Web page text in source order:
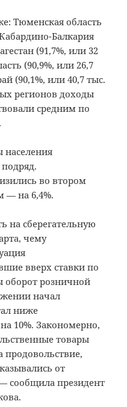
Тюменская область
Балкария
(91,7%, или 32
(90,9%, или 26,7
(90,1%, или 40,7 тыс.
регионов доходы
средним по
населения
во втором
— на 6,4%.
на сберегательную
чему
вверх ставки по
оборот розничной
начал
ниже
10%. Закономерно,
товары
продовольствие,
от
сообщила президент